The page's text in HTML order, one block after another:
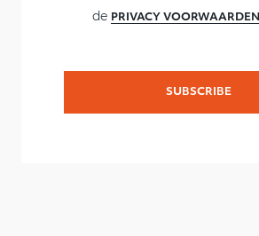
de PRIVACY VOORWAARDEN